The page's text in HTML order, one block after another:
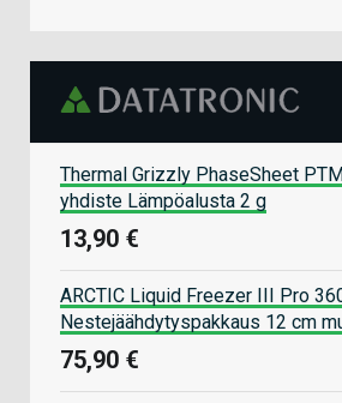
Thermal Grizzly PhaseSheet
yhdiste Lämpöalusta 2 g
13,90 €
ARCTIC Liquid Freezer III Pro
Nestejäähdytyspakkaus 12 cm
75,90 €